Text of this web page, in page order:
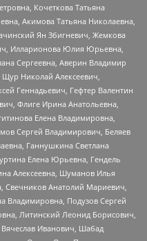
Кочеткова Татьяна
Акимова Татьяна Николаевна,
Ян Збигневич, Жемкова
Илларионова Юлия Юрьевна,
Сергеевна, Аверин Владимир
Николай Алексеевич,
Геннадьевич, Гефтер Валентин
Флиге Ирина Анатольевна,
Елена Владимировна,
Сергей Владимирович, Беляев
Ганнушкина Светлана
Елена Юрьевна, Гендель
Алексеевна, Шуманов Илья
Свечников Анатолий Мариевич,
Подузов Сергей
Литинский Леонид Борисович,
Иванович, Шабад